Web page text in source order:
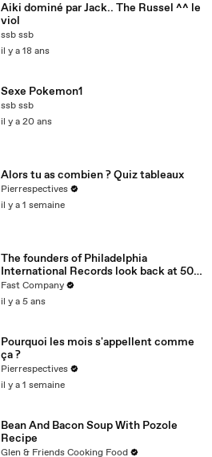
Aiki dominé par Jack.. The Russel ^^ le
viol
ssb ssb
il y a 18 ans
Sexe Pokemon1
ssb ssb
il y a 20 ans
Alors tu as combien ? Quiz tableaux
Pierrespectives
il y a 1 semaine
The founders of Philadelphia
International Records look back at 50
years of Philly Soul
Fast Company
il y a 5 ans
Pourquoi les mois s'appellent comme
ça ?
Pierrespectives
il y a 1 semaine
Bean And Bacon Soup With Pozole
Recipe
Glen & Friends Cooking Food